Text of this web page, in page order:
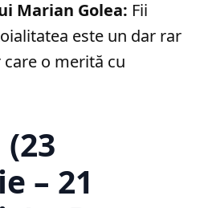
Marian Golea: Fii
este un dar rar
o merită cu
– 21